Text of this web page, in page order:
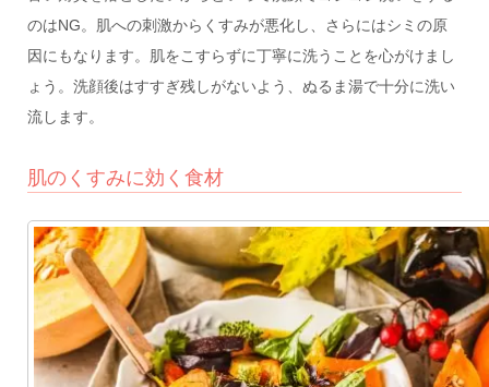
のはNG。肌への刺激からくすみが悪化し、さらにはシミの原
因にもなります。肌をこすらずに丁寧に洗うことを心がけまし
ょう。洗顔後はすすぎ残しがないよう、ぬるま湯で十分に洗い
流します。
肌のくすみに効く食材